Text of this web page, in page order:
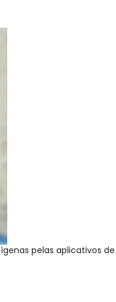
pelas aplicativos de